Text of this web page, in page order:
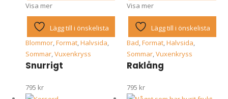
Visa mer
Lägg till i önskelista
Blommor, Format, Halvsida
Sommar, Vuxenkryss
Snurrigt
795 kr
Visa mer
Lägg till i önskelista
Bad Format, Halvsida
Sommar, Vuxenkryss
Raklång
795 kr